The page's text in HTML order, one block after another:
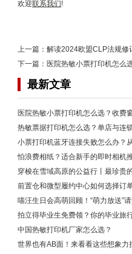
欢迎联系我们!
上一篇： 解读2024欧盟CLP法规修
下一篇： 医院热敏小票打印机怎么
最新文章
医院热敏小票打印机怎么选？收费
热敏票据打印机怎么选？单店与连
小票打印机蓝牙连接失败怎么办？
怕浪费相纸？适合新手的即时相机
穿梭在雪域高原的公益行丨最珍贵
前置仓和微型履约中心如何选择订
喵汪生日会高萌回顾！“萌力放送”
拍立得毕业生免费领？你的毕业旅
中国热敏打印机厂家怎么选？
世界也有AB面！来看看这些想象力